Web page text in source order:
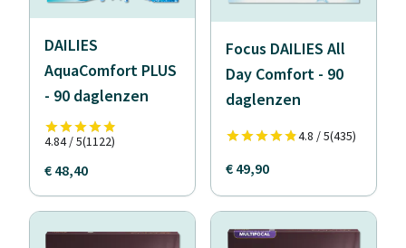
DAILIES
AquaComfort PLUS
- 90 daglenzen
4.84 / 5(1122)
€ 48,40
Focus DAILIES All
Day Comfort - 90
daglenzen
4.8 / 5(435)
€ 49,90